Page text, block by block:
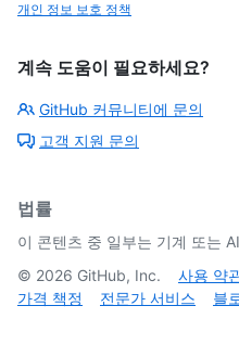
개인 정보 보호 정책
계속 도움이 필요하세요?
GitHub 커뮤니티에 문의
고객 지원 문의
법률
이 콘텐츠 중 일부는 기계 또는
© 2026 GitHub, Inc. 사용 약
가격 책정
전문가 서비스 블